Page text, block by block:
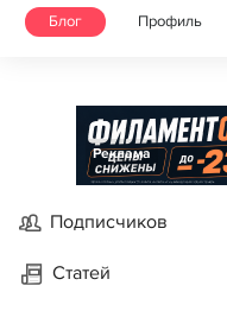
Блог Профиль
Реклама
Подписчиков
Статей